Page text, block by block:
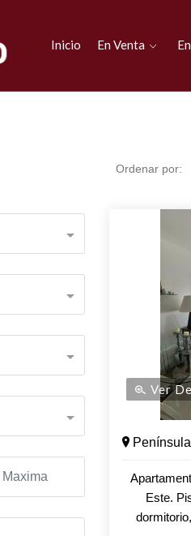
Inicio En Venta
Ordenar por:
Ver
Península
Este.